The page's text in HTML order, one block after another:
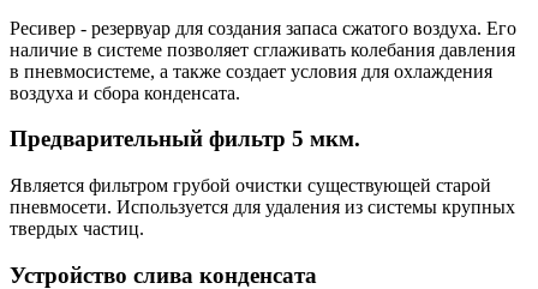
Ресивер - резервуар для создания запаса сжатого воздуха. Его
наличие в системе позволяет сглаживать колебания давления
в пневмосистеме, а также создает условия для охлаждения
воздуха и сбора конденсата.
Предварительный фильтр 5 мкм.
Является фильтром грубой очистки существующей старой
пневмосети. Используется для удаления из системы крупных
твердых частиц.
Устройство слива конденсата